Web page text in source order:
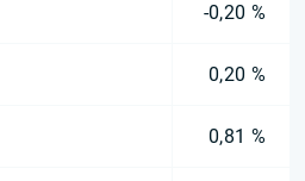
-0,20 %
0,20 %
0,81 %